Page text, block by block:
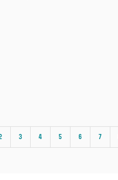
3 4 5 6 7